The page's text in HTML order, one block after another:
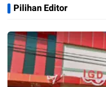
Pilihan Editor